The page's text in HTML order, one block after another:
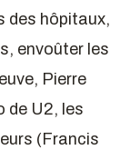
des hôpitaux,
envoûter les
Pierre
de U2, les
(Francis